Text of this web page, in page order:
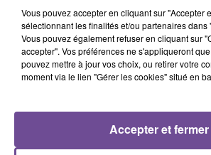
(H/F). Vos missions : assurer le check-
Gérer et prendre des réservations.
prestations de l’hôtel. Renseigner et
des clients. Effectuer la comptabilité
les prestations. Réaliser le suivi des
Vous pouvez accepter en cliquant sur "Accepter
sélectionnant les finalités et/ou partenaires dans
Vous pouvez également refuser en cliquant sur
accepter". Vos préférences ne s'appliqueront
pouvez mettre à jour vos choix, ou retirer votre
moment via le lien "Gérer les cookies" situé en
Accepter et fermer